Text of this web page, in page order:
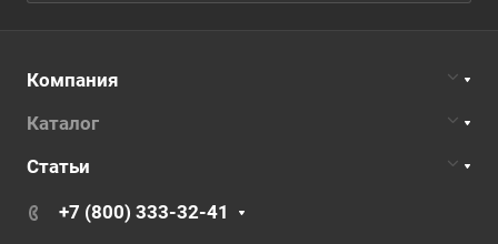
Компания
Каталог
Статьи
+7 (800) 333-32-41